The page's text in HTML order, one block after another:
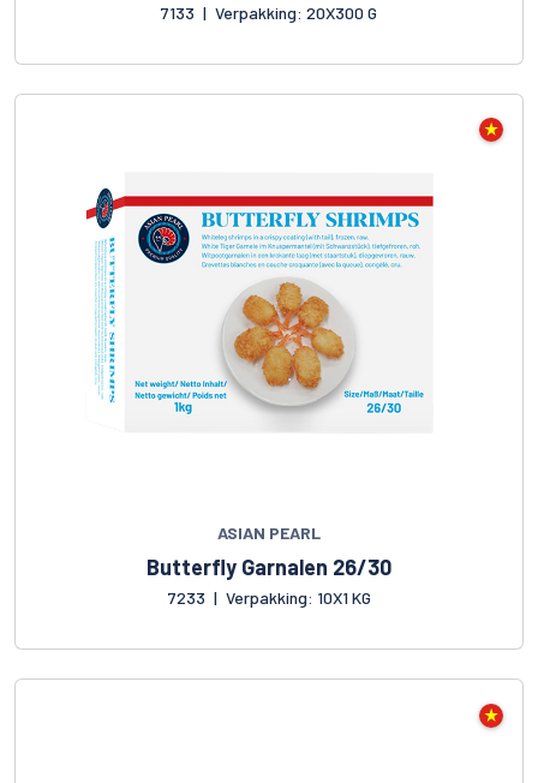
7133 | Verpakking: 20X300 G
ASIAN PEARL
Butterfly Garnalen 26/30
7233 | Verpakking: 10X1 KG